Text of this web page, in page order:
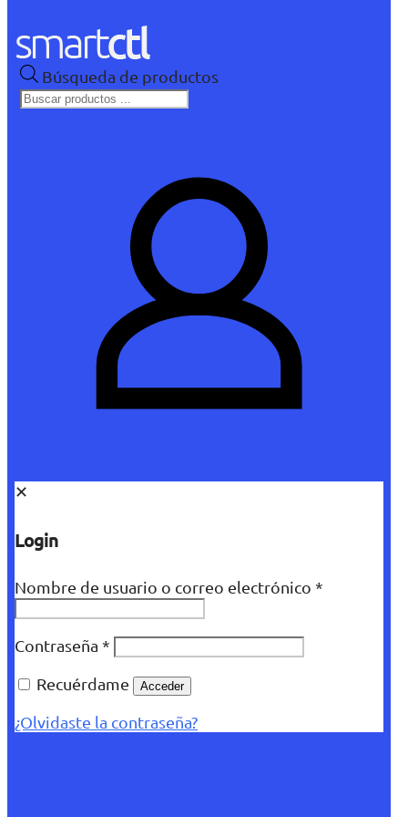
Búsqueda de productos
✕
Login
Nombre de usuario o correo electrónico *
Contraseña *
Recuérdame
Acceder
¿Olvidaste la contraseña?